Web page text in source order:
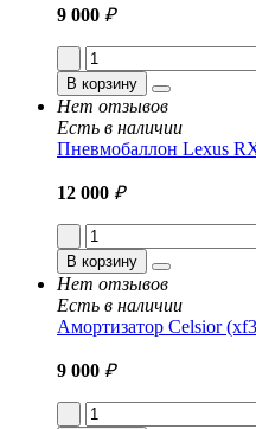
9 000 ₽
В корзину
Нет отзывов
Есть в наличии
Пневмобаллон Lexus
12 000 ₽
В корзину
Нет отзывов
Есть в наличии
Амортизатор Celsior
9 000 ₽